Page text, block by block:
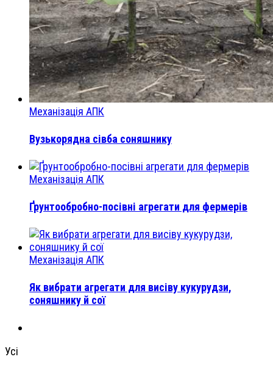
Механізація АПК
Вузькорядна сівба соняшнику
Механізація АПК
Ґрунтообробно-посівні агрегати для фермерів
Механізація АПК
Як вибрати агрегати для висіву кукурудзи,
соняшнику й сої
Усі